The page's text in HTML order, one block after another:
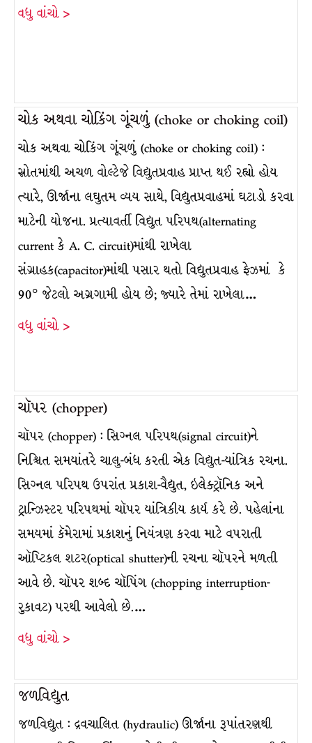
વધુ વાંચો >
ચોક અથવા ચોકિંગ ગૂંચળું (choke or choking coil)
ચોક અથવા ચોકિંગ ગૂંચળું (choke or choking coil) :
સ્રોતમાંથી અચળ વોલ્ટેજે વિદ્યુતપ્રવાહ પ્રાપ્ત થઈ રહ્યો હોય
ત્યારે, ઊર્જાના લઘુતમ વ્યય સાથે, વિદ્યુતપ્રવાહમાં ઘટાડો કરવા
માટેની યોજના. પ્રત્યાવર્તી વિદ્યુત પરિપથ(alternating
current કે A. C. circuit)માંથી રાખેલા
સંગ્રાહક(capacitor)માંથી પસાર થતો વિદ્યુતપ્રવાહ ફેઝમાં કે
90° જેટલો અગ્રગામી હોય છે; જ્યારે તેમાં રાખેલા…
વધુ વાંચો >
ચૉપર (chopper)
ચૉપર (chopper) : સિગ્નલ પરિપથ(signal circuit)ને
નિશ્ચિત સમયાંતરે ચાલુ-બંધ કરતી એક વિદ્યુત-યાંત્રિક રચના.
સિગ્નલ પરિપથ ઉપરાંત પ્રકાશ-વૈદ્યુત, ઇલેક્ટ્રૉનિક અને
ટ્રાન્ઝિસ્ટર પરિપથમાં ચૉપર યાંત્રિકીય કાર્ય કરે છે. પહેલાંના
સમયમાં કૅમેરામાં પ્રકાશનું નિયંત્રણ કરવા માટે વપરાતી
ઑપ્ટિકલ શટર(optical shutter)ની રચના ચૉપરને મળતી
આવે છે. ચૉપર શબ્દ ચૉપિંગ (chopping interruption-
રુકાવટ) પરથી આવેલો છે.…
વધુ વાંચો >
જળવિદ્યુત
જળવિદ્યુત : દ્રવચાલિત (hydraulic) ઊર્જાના રૂપાંતરણથી